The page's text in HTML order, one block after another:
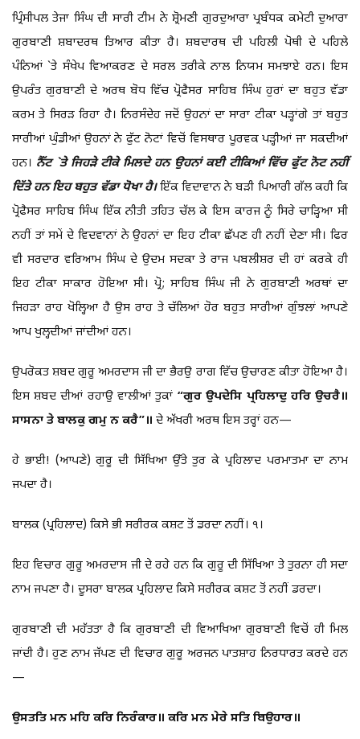
ਪ੍ਰਿੰਸੀਪਲ ਤੇਜਾ ਸਿੰਘ ਦੀ ਸਾਰੀ ਟੀਮ ਨੇ ਸ਼੍ਰੋਮਣੀ ਗੁਰਦੁਆਰਾ ਪ੍ਰਬੰਧਕ ਕਮੇਟੀ ਦੁਆਰਾ
ਗੁਰਬਾਣੀ ਸ਼ਬਾਦਰਥ ਤਿਆਰ ਕੀਤਾ ਹੈ। ਸ਼ਬਦਾਰਥ ਦੀ ਪਹਿਲੀ ਪੋਥੀ ਦੇ ਪਹਿਲੇ
ਪੰਨਿਆਂ `ਤੇ ਸੰਖੇਪ ਵਿਆਕਰਣ ਦੇ ਸਰਲ ਤਰੀਕੇ ਨਾਲ ਨਿਯਮ ਸਮਝਾਏ ਹਨ। ਇਸ
ਉਪਰੰਤ ਗੁਰਬਾਣੀ ਦੇ ਅਰਥ ਬੋਧ ਵਿੱਚ ਪ੍ਰੋਫੈਸਰ ਸਾਹਿਬ ਸਿੰਘ ਹੁਰਾਂ ਦਾ ਬਹੁਤ ਵੱਡਾ
ਕਰਮ ਤੇ ਸਿਰੜ ਰਿਹਾ ਹੈ। ਨਿਰਸੰਦੇਹ ਜਦੋਂ ਉਹਨਾਂ ਦਾ ਸਾਰਾ ਟੀਕਾ ਪੜ੍ਹਾਂਗੇ ਤਾਂ ਬਹੁਤ
ਸਾਰੀਆਂ ਘੁੰਡੀਆਂ ਉਹਨਾਂ ਨੇ ਫੁੱਟ ਨੋਟਾਂ ਵਿਚੋਂ ਵਿਸਥਾਰ ਪੂਰਵਕ ਪੜ੍ਹੀਆਂ ਜਾ ਸਕਦੀਆਂ
ਹਨ। ਨੈੱਟ `ਤੇ ਜਿਹੜੇ ਟੀਕੇ ਮਿਲਦੇ ਹਨ ਉਹਨਾਂ ਕਈ ਟੀਕਿਆਂ ਵਿੱਚ ਫੁੱਟ ਨੋਟ ਨਹੀਂ
ਦਿੱਤੇ ਹਨ ਇਹ ਬਹੁਤ ਵੱਡਾ ਧੋਖਾ ਹੈ।ਇੱਕ ਵਿਦਾਵਾਨ ਨੇ ਬੜੀ ਪਿਆਰੀ ਗੱਲ ਕਹੀ ਕਿ
ਪ੍ਰੋਫੈਸਰ ਸਾਹਿਬ ਸਿੰਘ ਇੱਕ ਨੀਤੀ ਤਹਿਤ ਚੱਲ ਕੇ ਇਸ ਕਾਰਜ ਨੂੰ ਸਿਰੇ ਚਾੜ੍ਹਿਆ ਸੀ
ਨਹੀਂ ਤਾਂ ਸਮੇਂ ਦੇ ਵਿਦਵਾਨਾਂ ਨੇ ਉਹਨਾਂ ਦਾ ਇਹ ਟੀਕਾ ਛੱਪਣ ਹੀ ਨਹੀਂ ਦੇਣਾ ਸੀ। ਫਿਰ
ਵੀ ਸਰਦਾਰ ਵਰਿਆਮ ਸਿੰਘ ਦੇ ਉਦਮ ਸਦਕਾ ਤੇ ਰਾਜ ਪਬਲੀਸ਼ਰ ਦੀ ਹਾਂ ਕਰਕੇ ਹੀ
ਇਹ ਟੀਕਾ ਸਾਕਾਰ ਹੋਇਆ ਸੀ। ਪ੍ਰੋ; ਸਾਹਿਬ ਸਿੰਘ ਜੀ ਨੇ ਗੁਰਬਾਣੀ ਅਰਥਾਂ ਦਾ
ਜਿਹੜਾ ਰਾਹ ਖੋਲ੍ਹਿਆ ਹੈ ਉਸ ਰਾਹ ਤੇ ਚੱਲਿਆਂ ਹੋਰ ਬਹੁਤ ਸਾਰੀਆਂ ਗੁੰਝਲਾਂ ਆਪਣੇ
ਆਪ ਖੁਲ੍ਹਦੀਆਂ ਜਾਂਦੀਆਂ ਹਨ।
ਉਪਰੋਕਤ ਸ਼ਬਦ ਗੁਰੂ ਅਮਰਦਾਸ ਜੀ ਦਾ ਭੈਰਉ ਰਾਗ ਵਿੱਚ ਉਚਾਰਣ ਕੀਤਾ ਹੋਇਆ ਹੈ।
ਇਸ ਸ਼ਬਦ ਦੀਆਂ ਰਹਾਉ ਵਾਲੀਆਂ ਤੁਕਾਂ “ਗੁਰ ਉਪਦੇਸਿ ਪ੍ਰਹਿਲਾਦੁ ਹਰਿ ਉਚਰੈ॥
ਸਾਸਨਾ ਤੇ ਬਾਲਕੁ ਗਮੁ ਨ ਕਰੈ”॥ ਦੇ ਅੱਖਰੀ ਅਰਥ ਇਸ ਤਰ੍ਹਾਂ ਹਨ—
ਹੇ ਭਾਈ! (ਆਪਣੇ) ਗੁਰੂ ਦੀ ਸਿੱਖਿਆ ਉੱਤੇ ਤੁਰ ਕੇ ਪ੍ਰਹਿਲਾਦ ਪਰਮਾਤਮਾ ਦਾ ਨਾਮ
ਜਪਦਾ ਹੈ।
ਬਾਲਕ (ਪ੍ਰਹਿਲਾਦ) ਕਿਸੇ ਭੀ ਸਰੀਰਕ ਕਸ਼ਟ ਤੋਂ ਡਰਦਾ ਨਹੀਂ। ੧।
ਇਹ ਵਿਚਾਰ ਗੁਰੂ ਅਮਰਦਾਸ ਜੀ ਦੇ ਰਹੇ ਹਨ ਕਿ ਗੁਰੂ ਦੀ ਸਿੱਖਿਆ ਤੇ ਤੁਰਨਾ ਹੀ ਸਦਾ
ਨਾਮ ਜਪਣਾ ਹੈ। ਦੂਸਰਾ ਬਾਲਕ ਪ੍ਰਹਿਲਾਦ ਕਿਸੇ ਸਰੀਰਕ ਕਸ਼ਟ ਤੋਂ ਨਹੀਂ ਡਰਦਾ।
ਗੁਰਬਾਣੀ ਦੀ ਮਹੱਤਤਾ ਹੈ ਕਿ ਗੁਰਬਾਣੀ ਦੀ ਵਿਆਖਿਆ ਗੁਰਬਾਣੀ ਵਿਚੋਂ ਹੀ ਮਿਲ
ਜਾਂਦੀ ਹੈ। ਹੁਣ ਨਾਮ ਜੱਪਣ ਦੀ ਵਿਚਾਰ ਗੁਰੂ ਅਰਜਨ ਪਾਤਸ਼ਾਹ ਨਿਰਧਾਰਤ ਕਰਦੇ ਹਨ
—
ਉਸਤਤਿ ਮਨ ਮਹਿ ਕਰਿ ਨਿਰੰਕਾਰ॥ ਕਰਿ ਮਨ ਮੇਰੇ ਸਤਿ ਬਿਉਹਾਰ॥